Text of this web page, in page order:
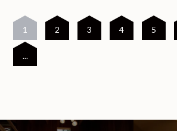
1 2 3 4 5
...